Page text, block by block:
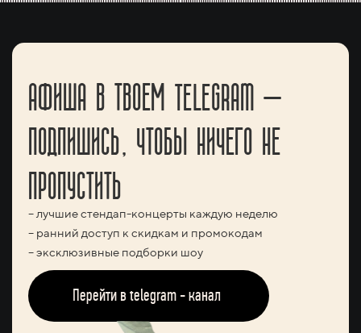
АФИША В ТВОЕМ TELEGRAM —
ПОДПИШИСЬ, ЧТОБЫ НИЧЕГО НЕ
ПРОПУСТИТЬ
– лучшие стендап-концерты каждую неделю
– ранний доступ к скидкам и промокодам
– эксклюзивные подборки шоу
Перейти в telegram - канал